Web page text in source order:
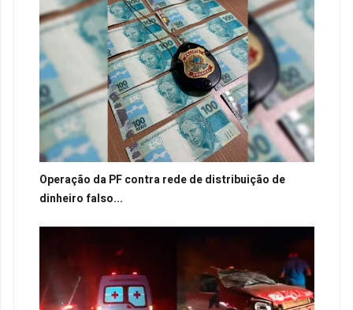
Operação da PF contra rede de distribuição de
dinheiro falso...